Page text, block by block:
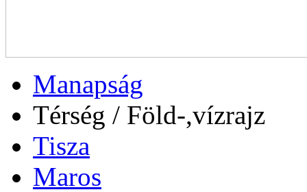
Manapság
Térség / Föld-,vízrajz
Tisza
Maros